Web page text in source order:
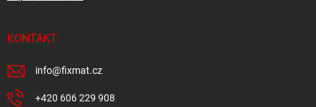
KONTAKT
info@fixmat.cz
+420 606 229 908